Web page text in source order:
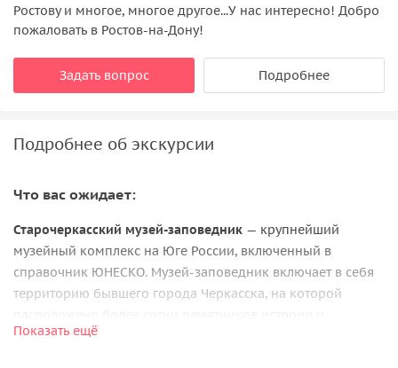
Ростову и многое, многое другое...У нас интересно! Добро
пожаловать в Ростов-на-Дону!
Задать вопрос Подробнее
Подробнее об экскурсии
Что вас ожидает:
Старочеркасский музей-заповедник — крупнейший
музейный комплекс на Юге России, включенный в
справочник ЮНЕСКО. Музей-заповедник включает в себя
территорию бывшего города Черкасска, на которой
культуры.
Показать ещё